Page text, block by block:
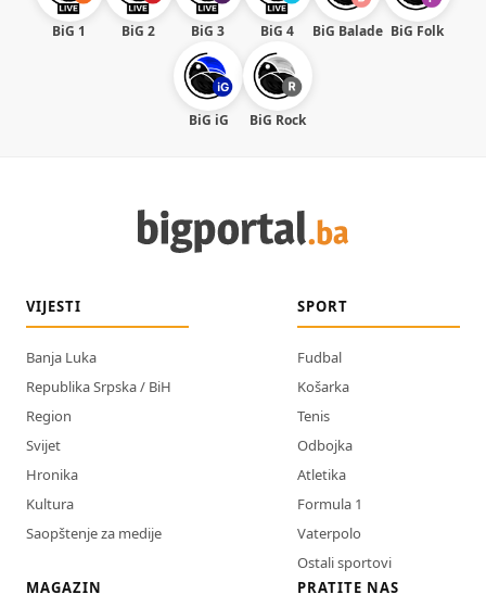
BiG 1 BiG 2 BiG 3 BiG 4 BiG Balade BiG Folk
BiG iG BiG Rock
VIJESTI
Banja Luka
Republika Srpska / BiH
Region
Svijet
Hronika
Kultura
Saopštenje za medije
SPORT
Fudbal
Košarka
Tenis
Odbojka
Atletika
Formula 1
Vaterpolo
Ostali sportovi
MAGAZIN
PRATITE NAS